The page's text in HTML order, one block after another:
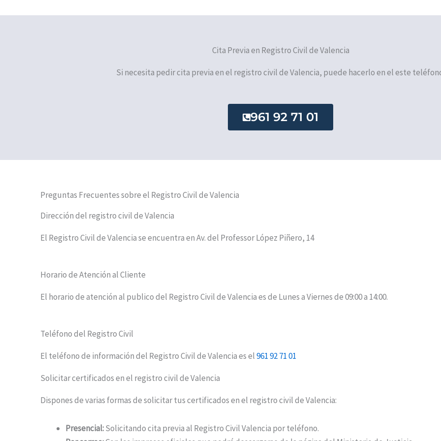
Cita Previa en Registro Civil de Valencia
Si necesita pedir cita previa en el registro civil de Valencia, puede hacerlo en el este
961 92 71 01
Preguntas Frecuentes sobre el Registro Civil de Valencia
Dirección del registro civil de Valencia
El Registro Civil de Valencia se encuentra en Av. del Professor López Piñero, 14
Horario de Atención al Cliente
El horario de atención al publico del Registro Civil de Valencia es de Lunes a Viernes de 09:00 a 14:00.
Teléfono del Registro Civil
El teléfono de información del Registro Civil de Valencia es el961 92 71 01
Solicitar certificados en el registro civil de Valencia
Dispones de varias formas de solicitar tus certificados en el registro civil de Valencia:
Presencial:Solicitando cita previa al Registro Civil Valencia por teléfono.